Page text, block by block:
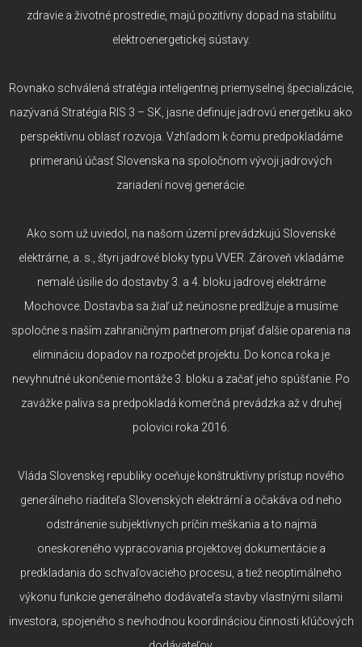
zdravie a životné prostredie, majú pozitívny dopad na stabilitu
elektroenergetickej sústavy.
Rovnako schválená stratégia inteligentnej priemyselnej špecializácie,
nazývaná Stratégia RIS 3 – SK, jasne definuje jadrovú energetiku ako
perspektívnu oblasť rozvoja. Vzhľadom k čomu predpokladáme
primeranú účasť Slovenska na spoločnom vývoji jadrových
zariadení novej generácie.
Ako som už uviedol, na našom území prevádzkujú Slovenské
elektrárne, a. s., štyri jadrové bloky typu VVER. Zároveň vkladáme
nemalé úsilie do dostavby 3. a 4. bloku jadrovej elektrárne
Mochovce. Dostavba sa žiaľ už neúnosne predlžuje a musíme
spoločne s naším zahraničným partnerom prijať ďalšie oparenia na
elimináciu dopadov na rozpočet projektu. Do konca roka je
nevyhnutné ukončenie montáže 3. bloku a začať jeho spúšťanie. Po
zavážke paliva sa predpokladá komerčná prevádzka až v druhej
polovici roka 2016.
Vláda Slovenskej republiky oceňuje konštruktívny prístup nového
generálneho riaditeľa Slovenských elektrární a očakáva od neho
odstránenie subjektívnych príčin meškania a to najmä
oneskoreného vypracovania projektovej dokumentácie a
predkladania do schvaľovacieho procesu, a tiež neoptimálneho
výkonu funkcie generálneho dodávateľa stavby vlastnými silami
investora, spojeného s nevhodnou koordináciou činnosti kľúčových